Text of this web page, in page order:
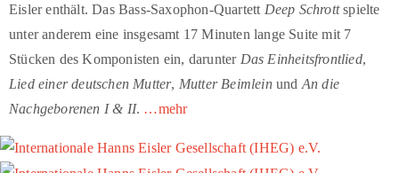
Eisler enthält. Das Bass-Saxophon-Quartett Deep Schrottspielte
unter anderem eine insgesamt 17 Minuten lange Suite mit 7
Stücken des Komponisten ein, darunter Das Einheitsfrontlied,
Lied einer deutschen Mutter, Mutter Beimleinund An die
Nachgeborenen I & II. …mehr